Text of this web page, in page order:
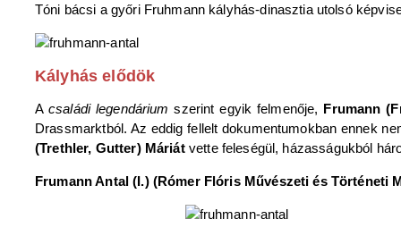
Tóni bácsi a győri Fruhmann kályhás-dinasztia utolsó
Kályhás elődök
Acsaládi legendárium szerint egyik felmenője, Frumann
Drassmarktból. Az eddig fellelt dokumentumokban ennek
(Trethler, Gutter) Máriát vette feleségül, házasságukból
Frumann Antal (I.) (Rómer Flóris Művészeti és Történeti